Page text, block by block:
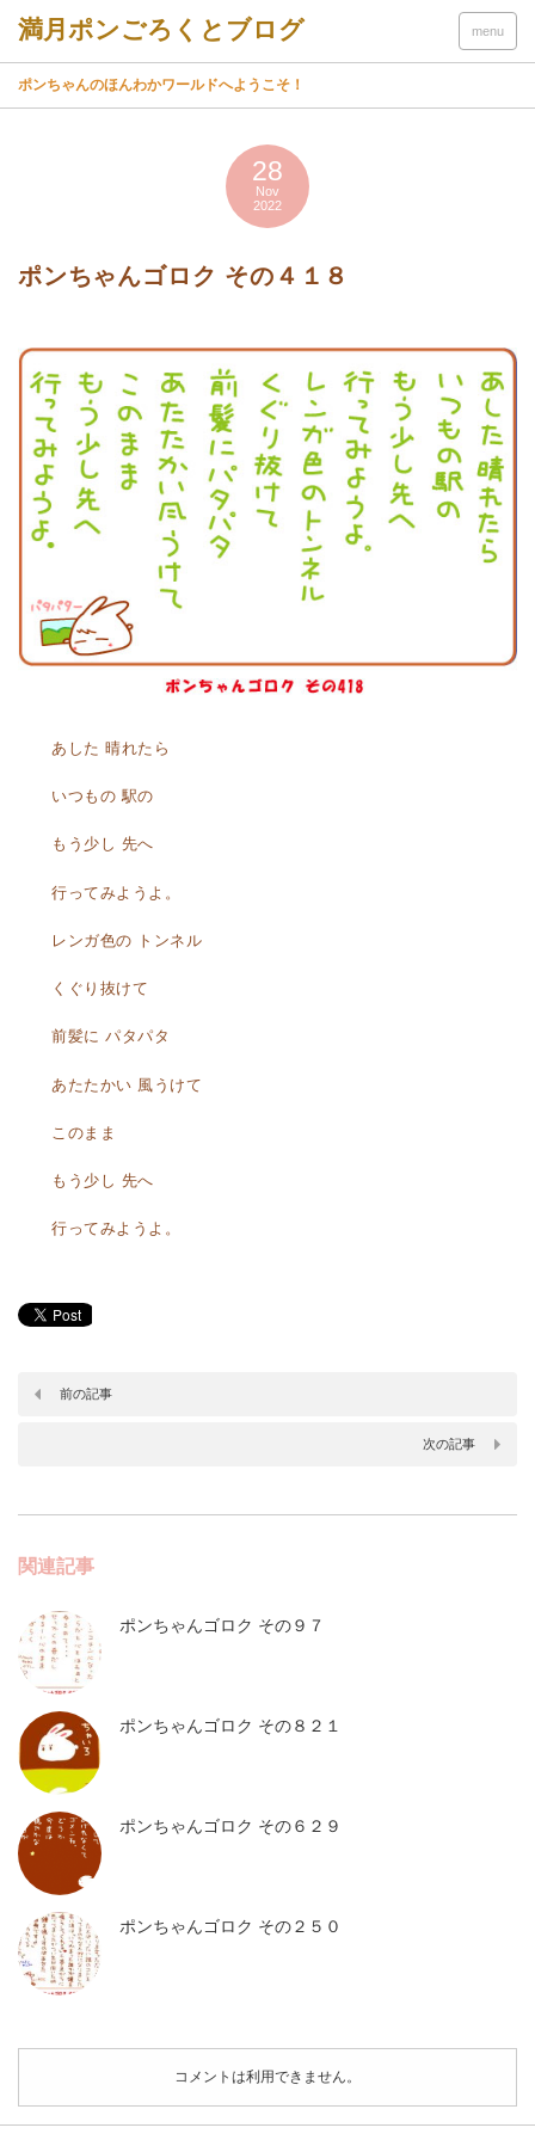
menu
ポンちゃんのほんわかワールドへようこそ！
28
Nov
2022
ポンちゃんゴロク その４１８
あした 晴れたら
いつもの 駅の
もう少し 先へ
行ってみようよ。
レンガ色の トンネル
くぐり抜けて
前髪に パタパタ
あたたかい 風うけて
このまま
もう少し 先へ
行ってみようよ。
前の記事
次の記事
関連記事
ポンちゃんゴロク その９７
ポンちゃんゴロク その８２１
ポンちゃんゴロク その６２９
ポンちゃんゴロク その２５０
コメントは利用できません。